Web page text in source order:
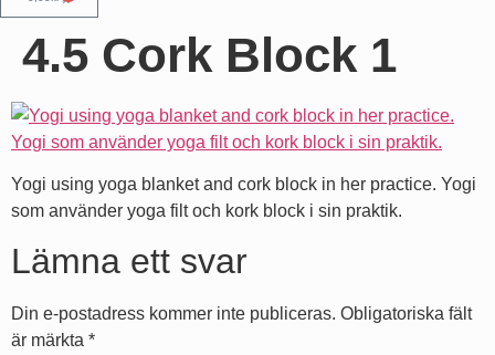
4.5 Cork Block 1
Yogi using yoga blanket and cork block in her practice. Yogi
som använder yoga filt och kork block i sin praktik.
Lämna ett svar
Din e-postadress kommer inte publiceras. Obligatoriska fält
är märkta *